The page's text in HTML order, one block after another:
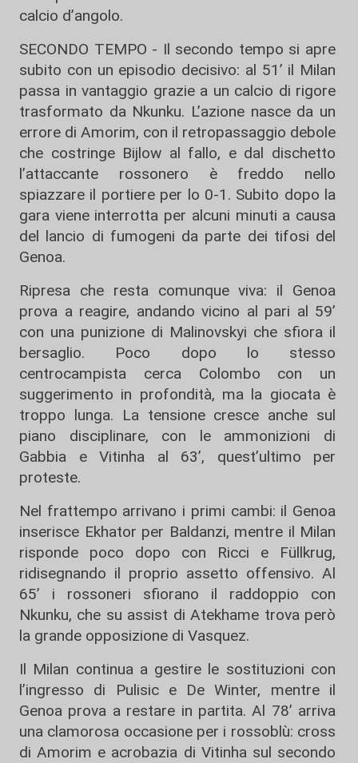
calcio d’angolo.
SECONDO TEMPO - Il secondo tempo si apre
subito con un episodio decisivo: al 51’ il Milan
passa in vantaggio grazie a un calcio di rigore
trasformato da Nkunku. L’azione nasce da un
errore di Amorim, con il retropassaggio debole
che costringe Bijlow al fallo, e dal dischetto
l’attaccante rossonero è freddo nello
spiazzare il portiere per lo 0-1. Subito dopo la
gara viene interrotta per alcuni minuti a causa
del lancio di fumogeni da parte dei tifosi del
Genoa.
Ripresa che resta comunque viva: il Genoa
prova a reagire, andando vicino al pari al 59’
con una punizione di Malinovskyi che sfiora il
bersaglio. Poco dopo lo stesso
centrocampista cerca Colombo con un
suggerimento in profondità, ma la giocata è
troppo lunga. La tensione cresce anche sul
piano disciplinare, con le ammonizioni di
Gabbia e Vitinha al 63’, quest’ultimo per
proteste.
Nel frattempo arrivano i primi cambi: il Genoa
inserisce Ekhator per Baldanzi, mentre il Milan
risponde poco dopo con Ricci e Füllkrug,
ridisegnando il proprio assetto offensivo. Al
65’ i rossoneri sfiorano il raddoppio con
Nkunku, che su assist di Atekhame trova però
la grande opposizione di Vasquez.
Il Milan continua a gestire le sostituzioni con
l’ingresso di Pulisic e De Winter, mentre il
Genoa prova a restare in partita. Al 78’ arriva
una clamorosa occasione per i rossoblù: cross
di Amorim e acrobazia di Vitinha sul secondo